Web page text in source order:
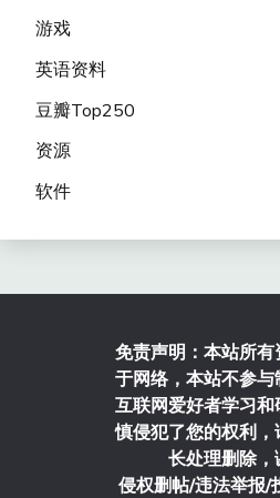
游戏
英语资料
豆瓣Top250
资源
软件
免责声明：本站所有
于网络，本站不参
互联网爱好者学习
慎侵犯了您的权利
长处理删除，
侵权删帖/违法举报/